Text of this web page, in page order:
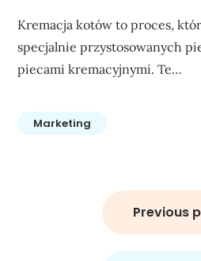
Kremacja kotów to proces,
specjalnie przystosowanych
piecami kremacyjnymi. Te…
Marketing
Previous